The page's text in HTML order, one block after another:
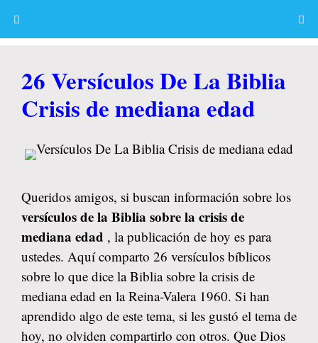
26 Versículos De La Biblia
Crisis de mediana edad
Queridos amigos, si buscan información sobre los
versículos de la Biblia sobre la crisis de
mediana edad , la publicación de hoy es para
ustedes. Aquí comparto 26 versículos bíblicos
sobre lo que dice la Biblia sobre la crisis de
mediana edad en la Reina-Valera 1960. Si han
aprendido algo de este tema, si les gustó el tema de
hoy, no olviden compartirlo con otros. Que Dios